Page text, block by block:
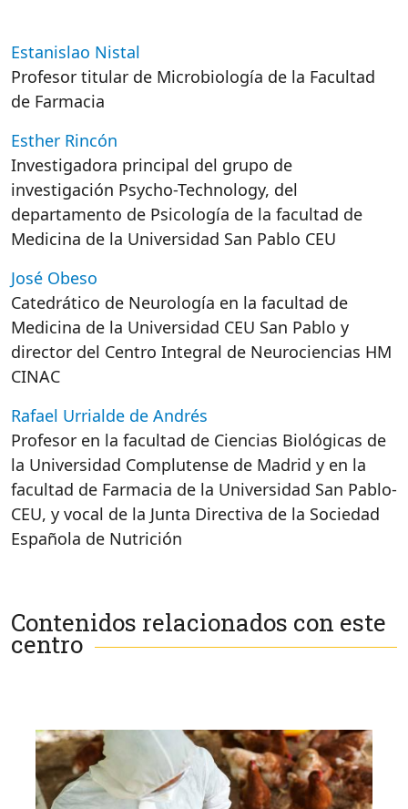
Estanislao Nistal
Profesor titular de Microbiología de la Facultad
de Farmacia
Esther Rincón
Investigadora principal del grupo de
investigación Psycho-Technology, del
departamento de Psicología de la facultad de
Medicina de la Universidad San Pablo CEU
José Obeso
Catedrático de Neurología en la facultad de
Medicina de la Universidad CEU San Pablo y
director del Centro Integral de Neurociencias HM
CINAC
Rafael Urrialde de Andrés
Profesor en la facultad de Ciencias Biológicas de
la Universidad Complutense de Madrid y en la
facultad de Farmacia de la Universidad San Pablo-
CEU, y vocal de la Junta Directiva de la Sociedad
Española de Nutrición
Contenidos relacionados con este
centro